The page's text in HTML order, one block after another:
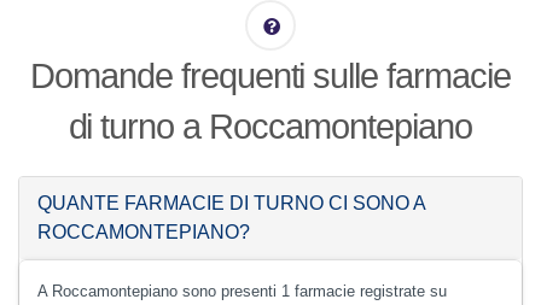
Domande frequenti sulle farmacie
di turno a Roccamontepiano
QUANTE FARMACIE DI TURNO CI SONO A
ROCCAMONTEPIANO?
A Roccamontepiano sono presenti 1 farmacie registrate su